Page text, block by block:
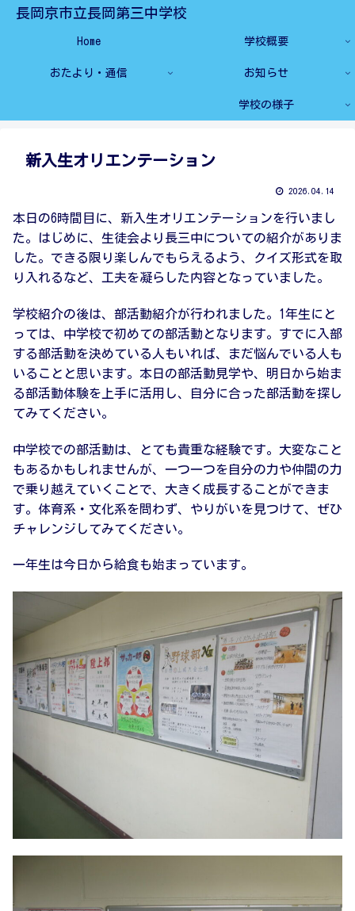
長岡京市立長岡第三中学校
Home 学校概要
おたより・通信 お知らせ
学校の様子
新入生オリエンテーション
2026.04.14
本日の6時間目に、新入生オリエンテーションを行いまし
た。はじめに、生徒会より長三中についての紹介がありま
した。できる限り楽しんでもらえるよう、クイズ形式を取
り入れるなど、工夫を凝らした内容となっていました。
学校紹介の後は、部活動紹介が行われました。1年生にと
っては、中学校で初めての部活動となります。すでに入部
する部活動を決めている人もいれば、まだ悩んでいる人も
いることと思います。本日の部活動見学や、明日から始ま
る部活動体験を上手に活用し、自分に合った部活動を探し
てみてください。
中学校での部活動は、とても貴重な経験です。大変なこと
もあるかもしれませんが、一つ一つを自分の力や仲間の力
で乗り越えていくことで、大きく成長することができま
す。体育系・文化系を問わず、やりがいを見つけて、ぜひ
チャレンジしてみてください。
一年生は今日から給食も始まっています。